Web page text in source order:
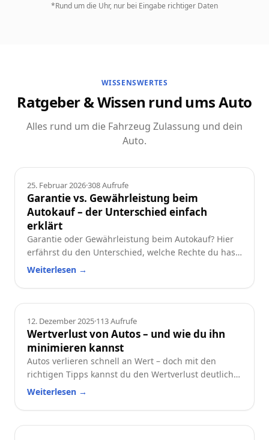
*Rund um die Uhr, nur bei Eingabe richtiger Daten
WISSENSWERTES
Ratgeber & Wissen rund ums Auto
Alles rund um die Fahrzeug Zulassung und dein
Auto.
Ratgeber
25. Februar 2026·308Aufrufe
Garantie vs. Gewährleistung beim
Autokauf – der Unterschied einfach
erklärt
Garantie oder Gewährleistung beim Autokauf? Hier
erfährst du den Unterschied, welche Rechte du hast
und worauf du beim Neu- oder Gebrauchtwagen
Weiterlesen →
Ratgeber
12. Dezember 2025·113Aufrufe
Wertverlust von Autos – und wie du ihn
minimieren kannst
Autos verlieren schnell an Wert – doch mit den
richtigen Tipps kannst du den Wertverlust deutlich
reduzieren. Erfahre, welche Faktoren besonders
wertstabil hältst.
Weiterlesen →